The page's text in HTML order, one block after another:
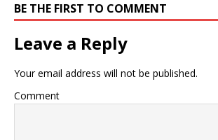
BE THE FIRST TO COMMENT
Leave a Reply
Your email address will not be published.
Comment